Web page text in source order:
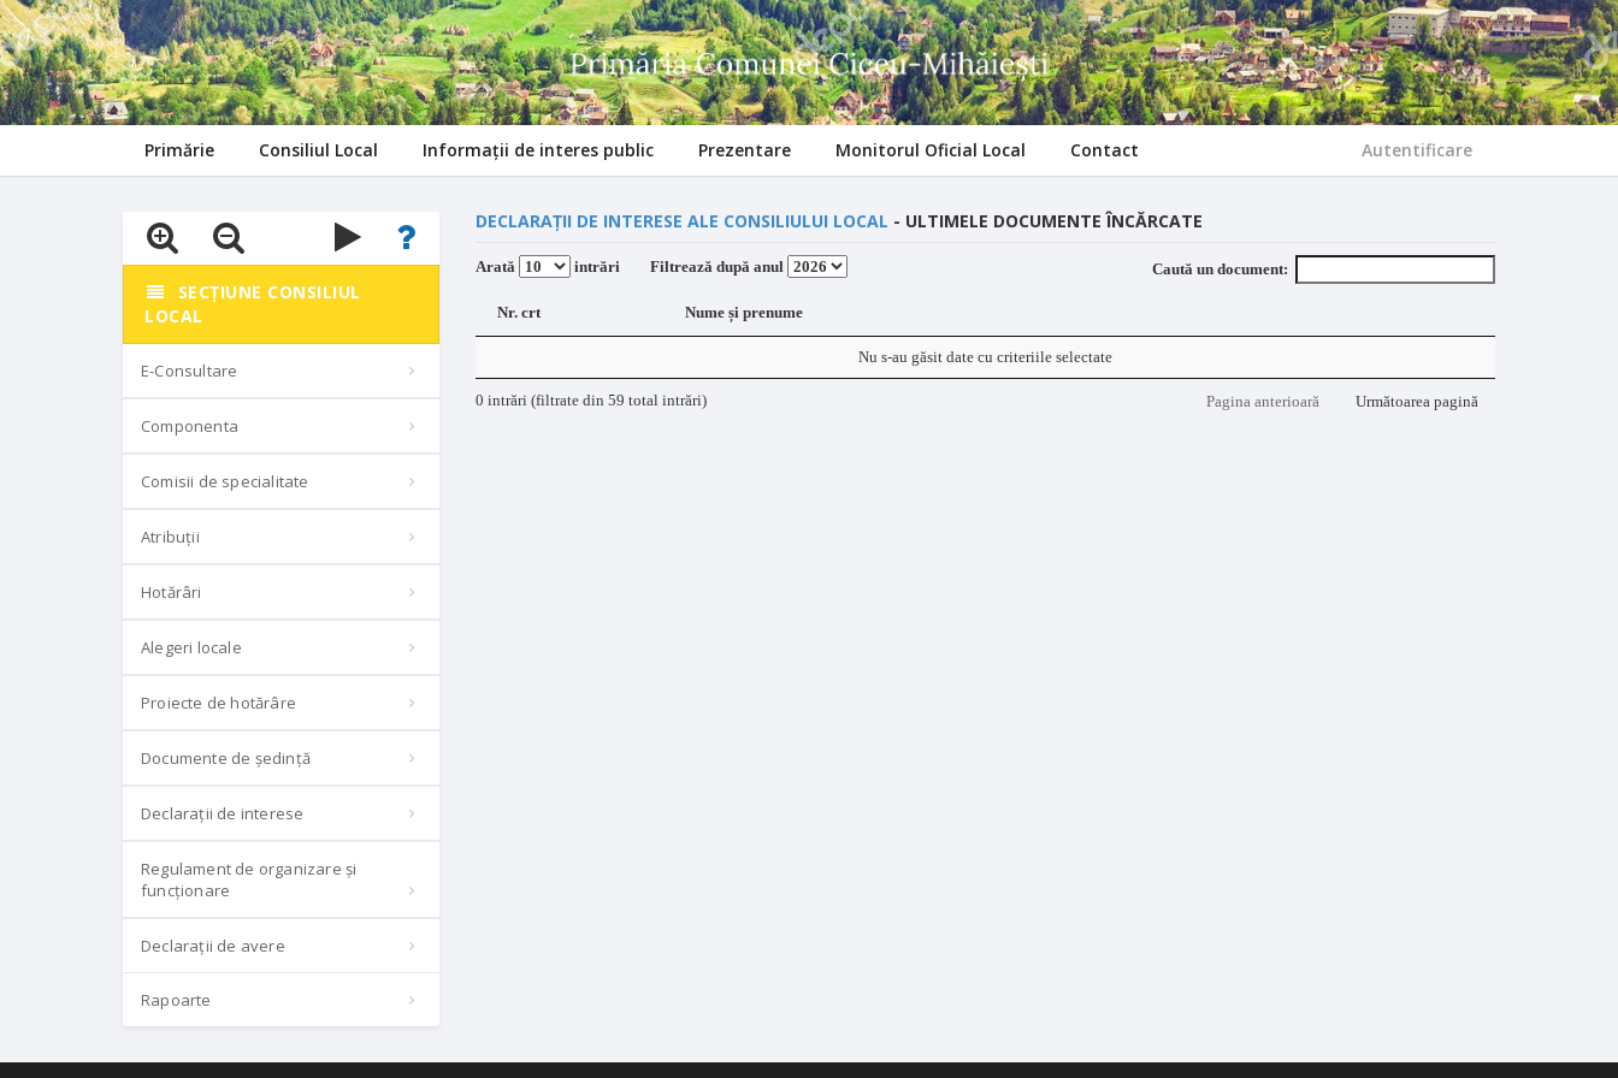
Primărie Consiliul Local Informații de interes public Prezentare Monitorul Oficial Local Contact Autentificare
SECȚIUNE CONSILIUL
LOCAL
E-Consultare
Componenta
Comisii de specialitate
Atribuții
Hotărâri
Alegeri locale
Proiecte de hotărâre
Documente de ședință
Declarații de interese
Regulament de organizare și
funcționare
Declarații de avere
Rapoarte
DECLARAȚII DE INTERESE ALE CONSILIULUI LOCAL - ULTIMELE DOCUMENTE ÎNCĂRCATE
Arată intrări Filtrează după anul Caută un document:
Nr. crt Nume și prenume
Nu s-au găsit date cu criteriile selectate
0 intrări (filtrate din 59 total intrări) Pagina anterioară Următoarea pagină